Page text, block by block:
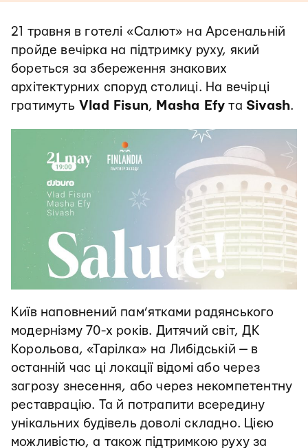
21 травня в готелі «Салют» на Арсенальній
пройде вечірка на підтримку руху, який
бореться за збереження знакових
архітектурних споруд столиці. На вечірці
гратимуть Vlad Fisun, Masha Efy та Sivash.
Київ наповнений пам’ятками радянського
модернізму 70-х років. Дитячий світ, ДК
Корольова, «Тарілка» на Либідській — в
останній час ці локації відомі або через
загрозу знесення, або через некомпетентну
реставрацію. Та й потрапити всередину
унікальних будівель доволі складно. Цією
можливістю, а також підтримкою руху за